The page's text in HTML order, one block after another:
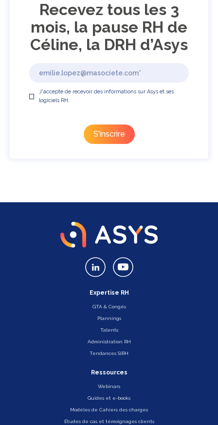
Recevez tous les 3
mois, la pause RH de
Céline, la DRH d’Asys
J'accepte de recevoir des informations sur Asys et ses
logiciels RH.
Expertise RH
GTA & Congés
Plannings
Talents
Administration RH
Tendances SIRH
Ressources
Webinars
Guides et e-books
Modèles de Cahiers des charges
Études de cas et témoignages clients